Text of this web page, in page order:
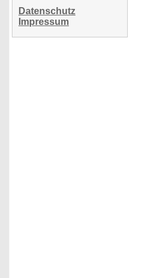
Datenschutz
Impressum